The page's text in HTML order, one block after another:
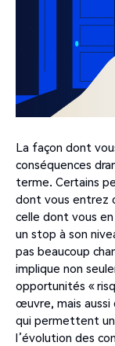
La façon dont
conséquences
terme. Certains
dont vous entrez
celle dont vous
un stop à son
pas beaucoup
implique non
opportunités «
œuvre, mais aussi
qui permettent
l’évolution des